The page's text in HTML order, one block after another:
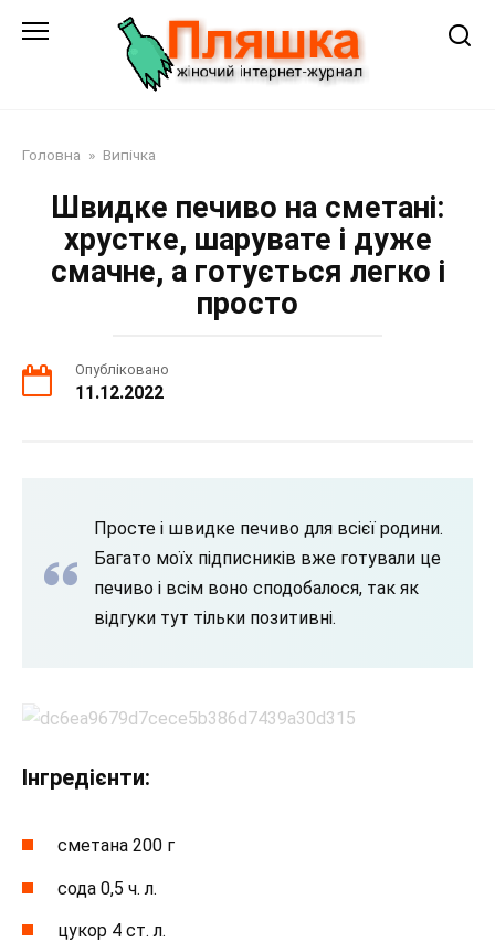
Головна » Випічка
Швидке печиво на сметані:
хрустке, шарувате і дуже
смачне, а готується легко і
просто
Опубліковано
11.12.2022
Просте і швидке печиво для всієї родини.
Багато моїх підписників вже готували це
печиво і всім воно сподобалося, так як
відгуки тут тільки позитивні.
Інгредієнти:
сметана 200 г
сода 0,5 ч. л.
цукор 4 ст. л.